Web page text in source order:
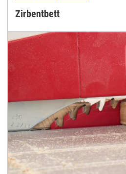
Zirbentbett